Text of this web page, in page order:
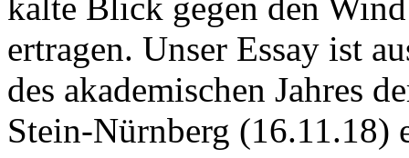
kalte Blick gegen den
ertragen. Unser Essay ist
des akademischen Jahres
Stein-Nürnberg (16.11.18)